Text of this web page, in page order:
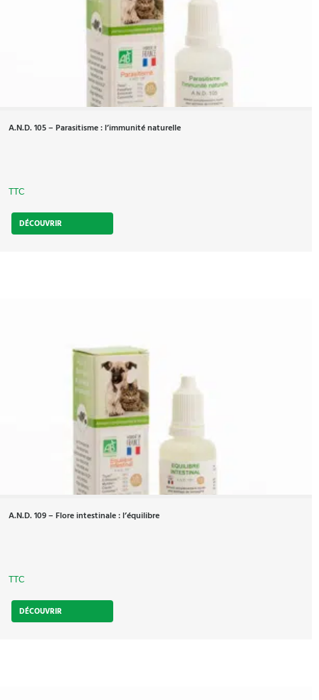
A.N.D. 105 – Parasitisme : l’immunité naturelle
TTC
DÉCOUVRIR
A.N.D. 109 – Flore intestinale : l’équilibre
TTC
DÉCOUVRIR